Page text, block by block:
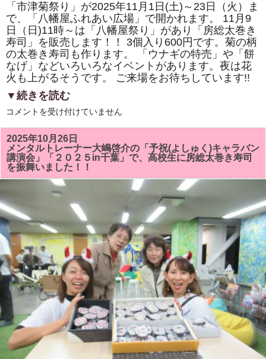
「市津菊祭り」が2025年11月1日(土)～23日（火）ま
で、「八幡屋ふれあい広場」で開かれます。 11月9
日（日)11時～は「八幡屋祭り」があり「房総太巻き
寿司」を販売します！！ 3個入り600円です。菊の柄
の太巻き寿司も作ります。 「ウナギの特売」や「餅
なげ」などいろいろなイベントがあります。夜は花
火も上がるそうです。 ご来場をお待ちしています!!
▼続きを読む
2025
11
月
9
日
（日)
の
「市
祭
り」
「八
幡
屋
祭
り」
で
「房
総
太
巻
き
寿
司」
を
販
売
し
コメントを受け付けていません
2025年10月26日
メンタルトレーナー大嶋啓介の「予祝(よしゅく)キャラバン
講演会」「２０２５in千葉」で、高校生に房総太巻き寿司
を振舞いました！！